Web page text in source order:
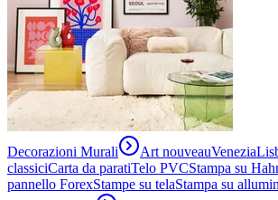
Decorazioni Murali Art nouveauVenezia
classiciCarta da paratiTelo PVCStampa su
pannello ForexStampe su telaStampa su